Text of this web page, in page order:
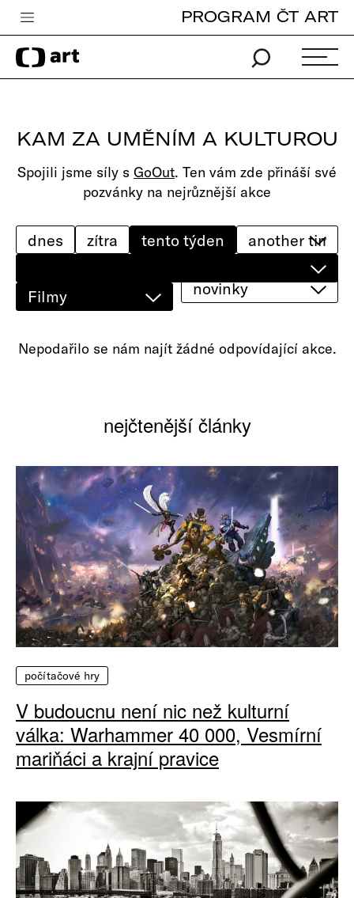
Česká televize
Zpravodajství
iVysílání
TV program
edu
PROGRAM ČT ART
KAM ZA UMĚNÍM A KULTUROU
Spojili jsme síly s GoOut. Ten vám zde přináší své
pozvánky na nejrůznější akce
Filmy
dnes zítra tento týden
novinky
Nepodařilo se nám najít žádné odpovídající akce.
nejčtenější články
počítačové hry
V budoucnu není nic než kulturní
válka: Warhammer 40 000, Vesmírní
mariňáci a krajní pravice